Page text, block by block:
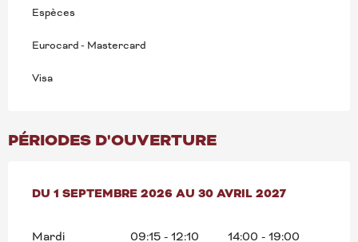
Espèces
Eurocard - Mastercard
Visa
PÉRIODES D'OUVERTURE
DU 1 SEPTEMBRE 2026 AU 30 AVRIL 2027
DU 1 SEPTEMBRE 2026 AU 30 AVRIL 2027
Mardi 09:15 - 12:10 14:00 - 19:00